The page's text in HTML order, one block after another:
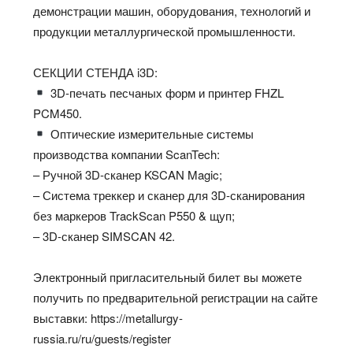
демонстрации машин, оборудования, технологий и
продукции металлургической промышленности.
СЕКЦИИ СТЕНДА i3D:
3D-печать песчаных форм и принтер FHZL
PCM450.
Оптические измерительные системы
производства компании ScanTech:
– Ручной 3D-сканер KSCAN Magic;
– Система треккер и сканер для 3D-сканирования
без маркеров TrackScan P550 & щуп;
– 3D-сканер SIMSCAN 42.
Электронный пригласительный билет вы можете
получить по предварительной регистрации на сайте
выставки: https://metallurgy-
russia.ru/ru/guests/register